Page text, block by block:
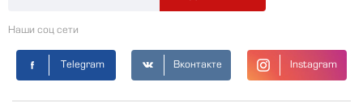
Наши соц сети
Telegram Вконтакте Instagram